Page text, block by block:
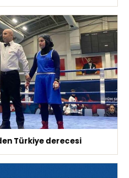
Türkiye derecesi